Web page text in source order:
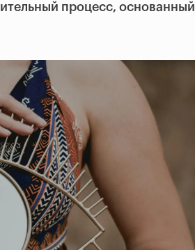
процесс, основанный